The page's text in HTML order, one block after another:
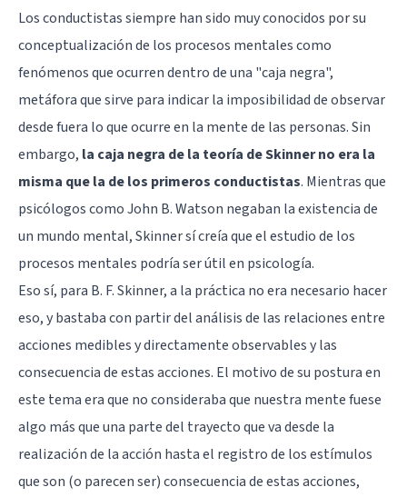
Los conductistas siempre han sido muy conocidos por su
conceptualización de los procesos mentales como
fenómenos que ocurren dentro de una "caja negra",
metáfora que sirve para indicar la imposibilidad de observar
desde fuera lo que ocurre en la mente de las personas. Sin
embargo, la caja negra de la teoría de Skinner no era la
misma que la de los primeros conductistas. Mientras que
psicólogos como John B. Watson negaban la existencia de
un mundo mental, Skinner sí creía que el estudio de los
procesos mentales podría ser útil en psicología.
Eso sí, para B. F. Skinner, a la práctica no era necesario hacer
eso, y bastaba con partir del análisis de las relaciones entre
acciones medibles y directamente observables y las
consecuencia de estas acciones. El motivo de su postura en
este tema era que no consideraba que nuestra mente fuese
algo más que una parte del trayecto que va desde la
realización de la acción hasta el registro de los estímulos
que son (o parecen ser) consecuencia de estas acciones,